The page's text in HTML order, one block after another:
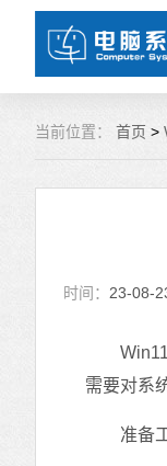
当前位置： 首页 >
时间： 23-08-
Win11
需要对系
准备工